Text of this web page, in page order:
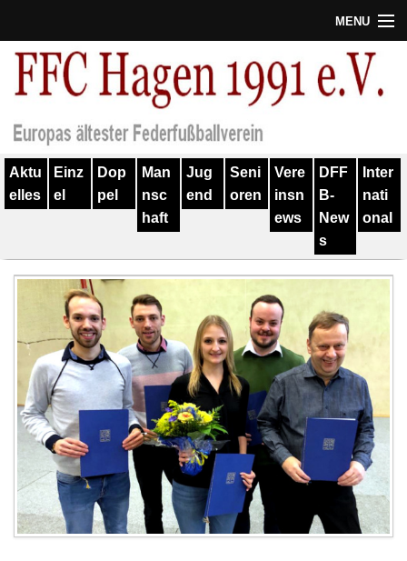
MENU
Termine
Verein
Geschichte
Training
Kontakt
Links
Impressum
Aktu
elles
Einz
el
Dop
pel
Man
nsc
haft
Jug
end
Seni
oren
Vere
insn
ews
DFF
B-
New
s
Inter
nati
onal